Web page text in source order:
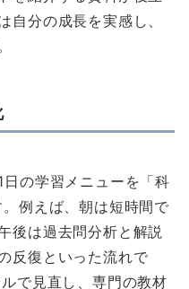
自分の成長を実感し、
の学習メニューを「科
例えば、朝は短時間で
後は過去問分析と解説
反復といった流れで
で見直し、専門の教材